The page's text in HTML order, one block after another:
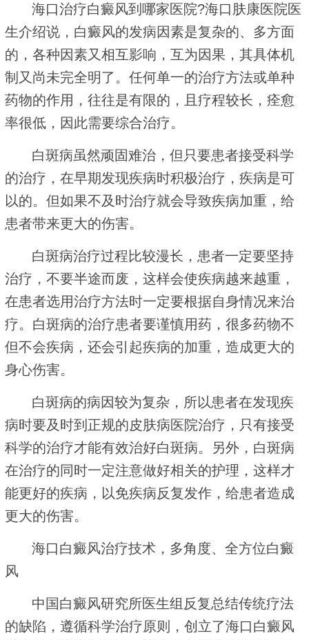
海口治疗白癜风到哪家医院?海口肤康医院医
生介绍说，白癜风的发病因素是复杂的、多方面
的，各种因素又相互影响，互为因果，其具体机
制又尚未完全明了。任何单一的治疗方法或单种
药物的作用，往往是有限的，且疗程较长，痊愈
率很低，因此需要综合治疗。
白斑病虽然顽固难治，但只要患者接受科学
的治疗，在早期发现疾病时积极治疗，疾病是可
以的。但如果不及时治疗就会导致疾病加重，给
患者带来更大的伤害。
白斑病治疗过程比较漫长，患者一定要坚持
治疗，不要半途而废，这样会使疾病越来越重，
在患者选用治疗方法时一定要根据自身情况来治
疗。白斑病的治疗患者要谨慎用药，很多药物不
但不会疾病，还会引起疾病的加重，造成更大的
身心伤害。
白斑病的病因较为复杂，所以患者在发现疾
病时要及时到正规的皮肤病医院治疗，只有接受
科学的治疗才能有效治好白斑病。另外，白斑病
在治疗的同时一定注意做好相关的护理，这样才
能更好的疾病，以免疾病反复发作，给患者造成
更大的伤害。
海口白癜风治疗技术，多角度、全方位白癜
风
中国白癜风研究所医生组反复总结传统疗法
的缺陷，遵循科学治疗原则，创立了海口白癜风